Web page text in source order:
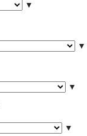
▼
▼
▼
▼